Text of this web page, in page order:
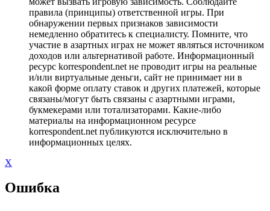
правила (принципы) ответственной игры. При
обнаружении первых признаков зависимости
немедленно обратитесь к специалисту. Помните, что
участие в азартных играх не может являться источником
доходов или альтернативой работе. Информационный
ресурс korrespondent.net не проводит игры на реальные
и/или виртуальные деньги, сайт не принимает ни в
какой форме оплату ставок и других платежей, которые
связаны/могут быть связаны с азартными играми,
букмекерами или тотализаторами. Какие-либо
материалы на информационном ресурсе
korrespondent.net публикуются исключительно в
информационных целях.
X
Ошибка